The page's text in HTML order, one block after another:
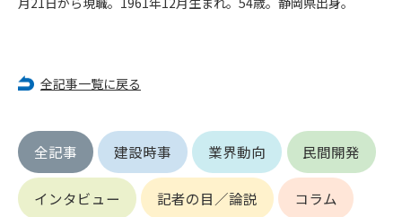
全記事一覧に戻る
全記事 建設時事 業界動向 民間開発
インタビュー 記者の目／論説 コラム
(2) 第三者または管理者の財産、プライバシー等を侵害する行
(4) 有害なコンピュータプログラム等を送信又は書き込む行為
(5) 第三者に不利益を与える行為
(6) 管理者が承認していない営利を目的とした行為
(7) 公序良俗に反する行為